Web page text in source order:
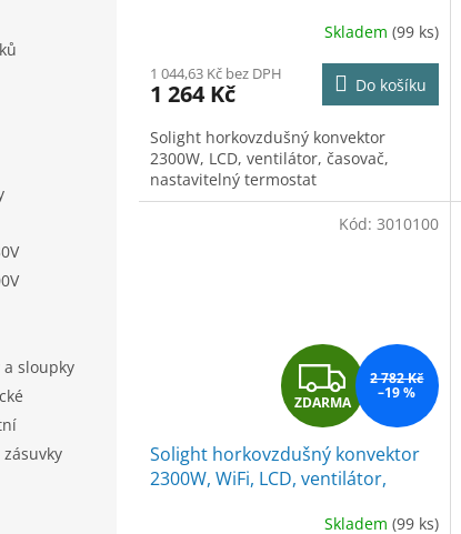
sloupky
Skladem (99 ks)
1 044,63 Kč bez DPH
1 264 Kč Do košíku
Solight horkovzdušný konvektor
2300W, LCD, ventilátor, časovač,
nastavitelný termostat
Z
D
A
R
ZDARMA
2 782 Kč
–19 %
Solight horkovzdušný konvektor
2300W, WiFi, LCD, ventilátor,
Skladem (99 ks)
Kód: 3010100